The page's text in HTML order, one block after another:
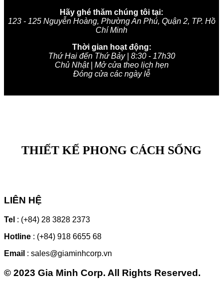
Hãy ghé thăm chúng tôi tại:
123 - 125 Nguyễn Hoàng, Phường An Phú, Quận 2, TP. Hồ
Chí Minh
Thời gian hoạt động:
Thứ Hai đến Thứ Bảy | 8:30 - 17h30
Chủ Nhật | Mở cửa theo lịch hẹn
Đóng cửa các ngày lễ
THIẾT KẾ PHONG CÁCH SỐNG
LIÊN HỆ
Tel : (+84) 28 3828 2373
Hotline : (+84) 918 6655 68
Email : sales@giaminhcorp.vn
© 2023 Gia Minh Corp. All Rights Reserved.